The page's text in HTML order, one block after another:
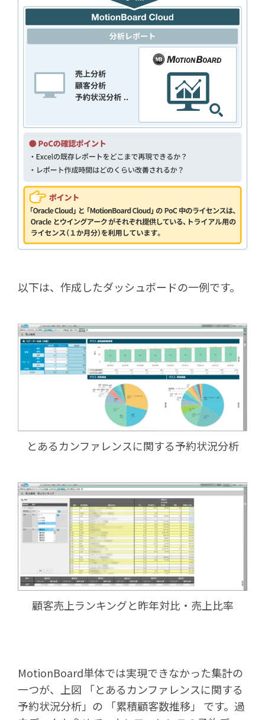
以下は、作成したダッシュボードの一例です。
とあるカンファレンスに関する予約状況分析
顧客売上ランキングと昨年対比・売上比率
MotionBoard単体では実現できなかった集計の
一つが、上図 「とあるカンファレンスに関する
予約状況分析」の 「累積顧客数推移」 です。過